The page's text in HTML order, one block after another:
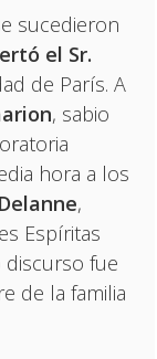
sucedieron
el Sr.
de París. A
, sabio
hora a los
,
Espíritas
discurso fue
de la familia